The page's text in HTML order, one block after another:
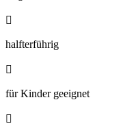

halfterführig

für Kinder geeignet
